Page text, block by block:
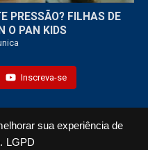
sua experiência de
LGPD
PRESSÃO? FILHAS DE
O PAN KIDS
Inscreva-se